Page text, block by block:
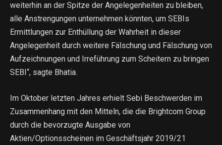
weiterhin an der Spitze der Angelegenheiten zu bleiben,
alle Anstrengungen unternehmen könnten, um SEBIs
Ermittlungen zur Enthüllung der Wahrheit in dieser
Angelegenheit durch weitere Fälschung und Fälschung von
Aufzeichnungen und Irreführung zum Scheitern zu bringen
SEBI“, sagte Bhatia.
Im Oktober letzten Jahres erhielt Sebi Beschwerden im
Zusammenhang mit den Mitteln, die die Brightcom Group
durch die bevorzugte Ausgabe von
Aktien/Optionsscheinen im Geschäftsjahr 2019/21